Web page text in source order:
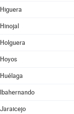
Higuera
Hinojal
Holguera
Hoyos
Huélaga
Ibahernando
Jaraicejo